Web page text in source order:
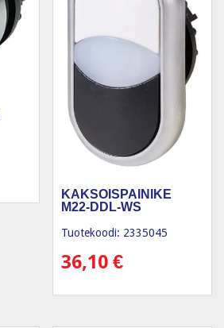
KAKSOISPAINIKE
M22-DDL-WS
Tuotekoodi: 2335045
36,10€